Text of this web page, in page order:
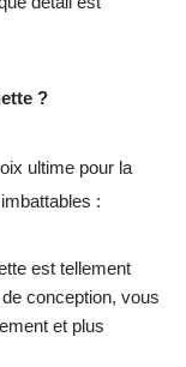
?
ultime pour la
:
est tellement
conception, vous
et plus